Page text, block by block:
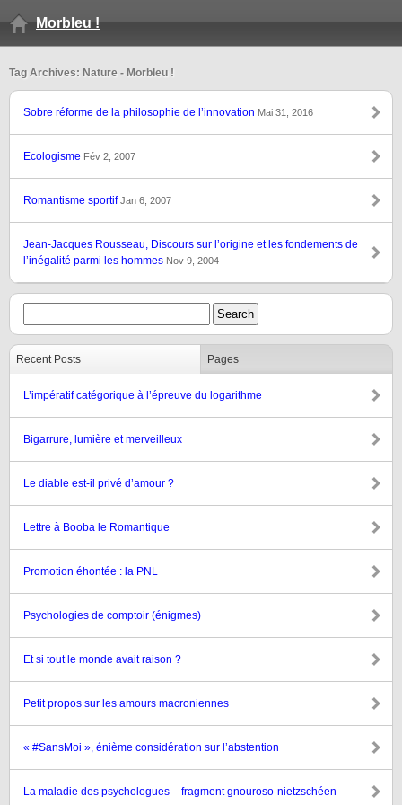
Morbleu !
Tag Archives: Nature - Morbleu !
Sobre réforme de la philosophie de l’innovation Mai 31, 2016
Ecologisme Fév 2, 2007
Romantisme sportifJan 6, 2007
Jean-Jacques Rousseau, Discours sur l’origine et les fondements de
l’inégalité parmi les hommes Nov 9, 2004
Recent Posts Pages
L’impératif catégorique à l’épreuve du logarithme
Bigarrure, lumière et merveilleux
Le diable est-il privé d’amour ?
Lettre à Booba le Romantique
Promotion éhontée : la PNL
Psychologies de comptoir (énigmes)
Et si tout le monde avait raison ?
Petit propos sur les amours macroniennes
« #SansMoi », énième considération sur l’abstention
La maladie des psychologues – fragment gnouroso-nietzschéen